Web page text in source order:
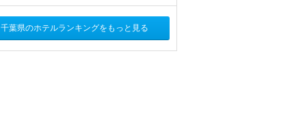
千葉県のホテルランキングをもっと見る